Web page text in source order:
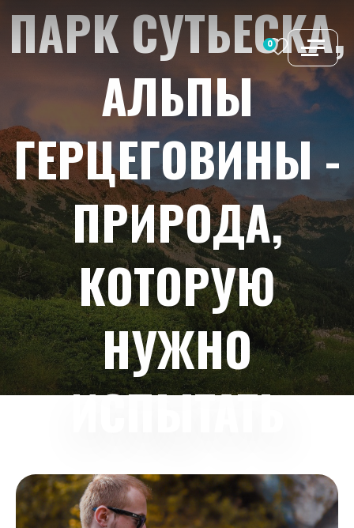
Перейти
содержимому
0
ПАРК СУТЬЕСКА,
АЛЬПЫ
ГЕРЦЕГОВИНЫ -
ПРИРОДА,
КОТОРУЮ
НУЖНО
ИСПЫТАТЬ